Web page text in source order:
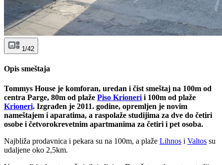
1/42
Opis smeštaja
Tommys House je komforan, uredan i čist smeštaj na 100m od
centra Parge, 80m od plaže Piso Krioneri i 100m od plaže
Krioneri. Izgrađen je 2011. godine, opremljen je novim
nameštajem i aparatima, a raspolaže studijima za dve do četiri
osobe i četvorokrevetnim apartmanima za četiri i pet osoba.
Najbliža prodavnica i pekara su na 100m, a plaže Lihnos i Valtos su
udaljene oko 2,5km.